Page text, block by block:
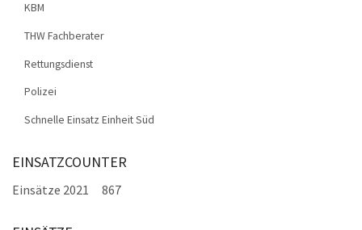
KBM
THW Fachberater
Rettungsdienst
Polizei
Schnelle Einsatz Einheit Süd
EINSATZCOUNTER
Einsätze 2021 867